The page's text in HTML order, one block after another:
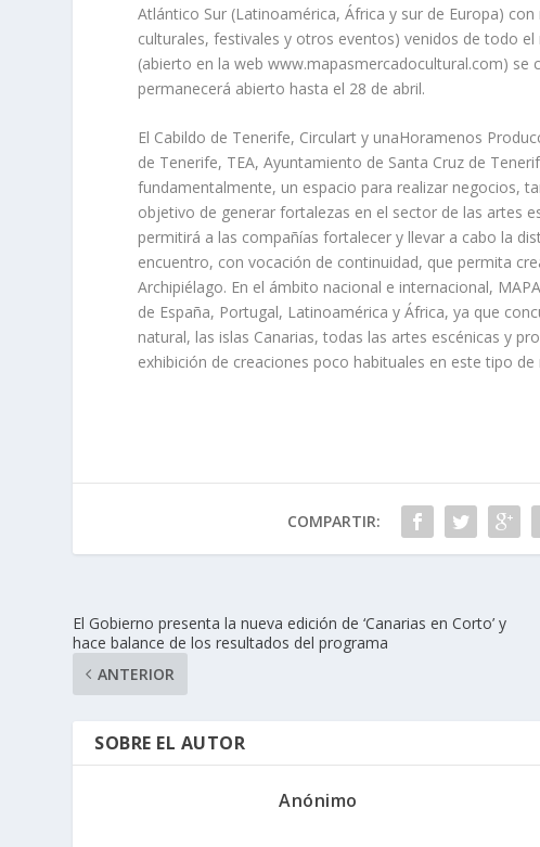
Atlántico Sur (Latinoamérica, África y sur de Europa)
culturales, festivales y otros eventos) venidos de todo
(abierto en la web www.mapasmercadocultural.com)
permanecerá abierto hasta el 28 de abril.
El Cabildo de Tenerife, Circulart y unaHoramenos
de Tenerife, TEA, Ayuntamiento de Santa Cruz de
fundamentalmente, un espacio para realizar negocios,
objetivo de generar fortalezas en el sector de las artes
permitirá a las compañías fortalecer y llevar a cabo la
encuentro, con vocación de continuidad, que permita
Archipiélago. En el ámbito nacional e internacional,
de España, Portugal, Latinoamérica y África, ya que
natural, las islas Canarias, todas las artes escénicas y
exhibición de creaciones poco habituales en este tipo de
COMPARTIR:
El Gobierno presenta la nueva edición de ‘Canarias en Corto’ y
hace balance de los resultados del programa
ANTERIOR
SOBRE EL AUTOR
Anónimo